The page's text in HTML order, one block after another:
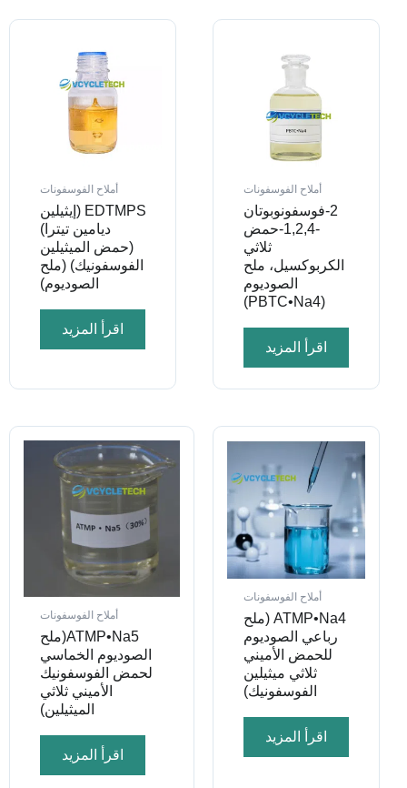
أملاح الفوسفونات
2-فوسفونوبوتان
-1,2,4-حمض
ثلاثي
الكربوكسيل، ملح
الصوديوم
(PBTC•Na4)
اقرأ المزيد
أملاح الفوسفونات
EDTMPS (إيثيلين
ديامين تيترا)
(حمض الميثيلين
الفوسفونيك) (ملح
الصوديوم)
اقرأ المزيد
أملاح الفوسفونات
ATMP•Na4 (ملح
رباعي الصوديوم
للحمض الأميني
ثلاثي ميثيلين
الفوسفونيك)
اقرأ المزيد
أملاح الفوسفونات
ATMP•Na5(ملح
الصوديوم الخماسي
لحمض الفوسفونيك
الأميني ثلاثي
الميثيلين)
اقرأ المزيد